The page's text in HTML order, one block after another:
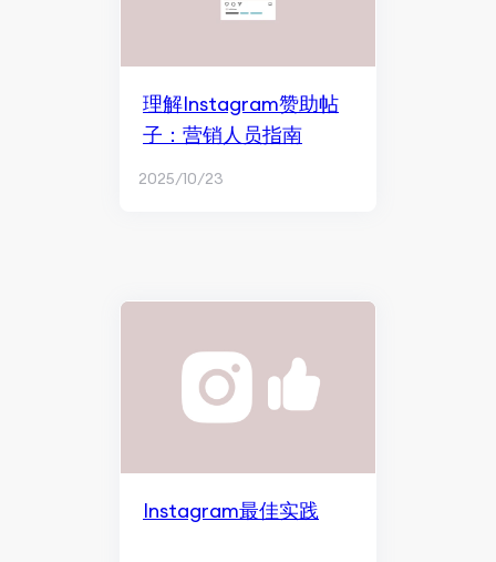
理解Instagram赞助帖
子：营销人员指南
2025/10/23
Instagram最佳实践